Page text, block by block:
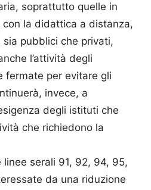
soprattutto quelle in
con la didattica a distanza,
pubblici che privati,
l’attività degli
fermate per evitare gli
invece, a
degli istituti che
che richiedono la
serali 91, 92, 94, 95,
da una riduzione